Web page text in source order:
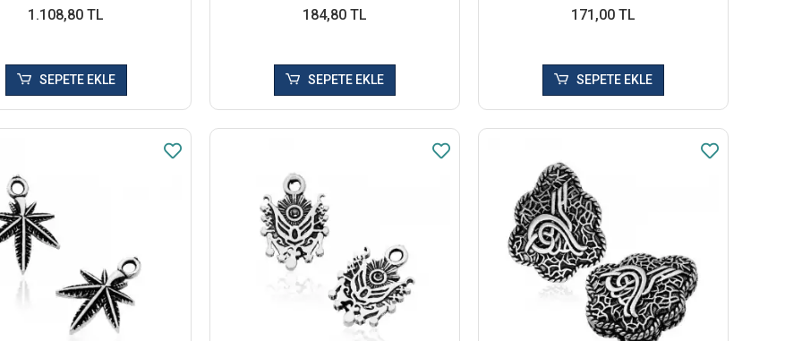
1.108,80 TL
SEPETE EKLE
184,80 TL
SEPETE EKLE
171,00 TL
SEPETE EKLE